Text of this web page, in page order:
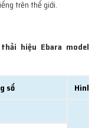
trên thế giới.
hiệu Ebara model
số
Hình